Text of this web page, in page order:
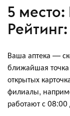
5
Рейтинг:
Ваша аптека —
ближайшая
открытых
филиалы,
работают с